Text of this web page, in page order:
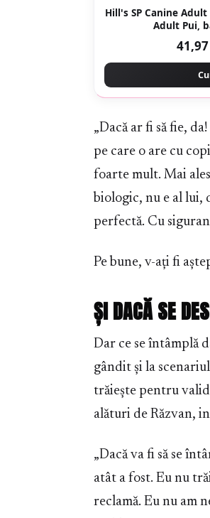
Hill's SP Canine
Adult Pui,
„Dacă ar fi să fie,
pe care o are cu
foarte mult. Mai
biologic, nu e al lui,
perfectă. Cu
Pe bune, v-ați fi
ȘI DACĂ SE
Dar ce se întâmplă
gândit și la
trăiește pentru
alături de Răzvan,
„Dacă va fi să se
atât a fost. Eu nu
reclamă. Eu nu am